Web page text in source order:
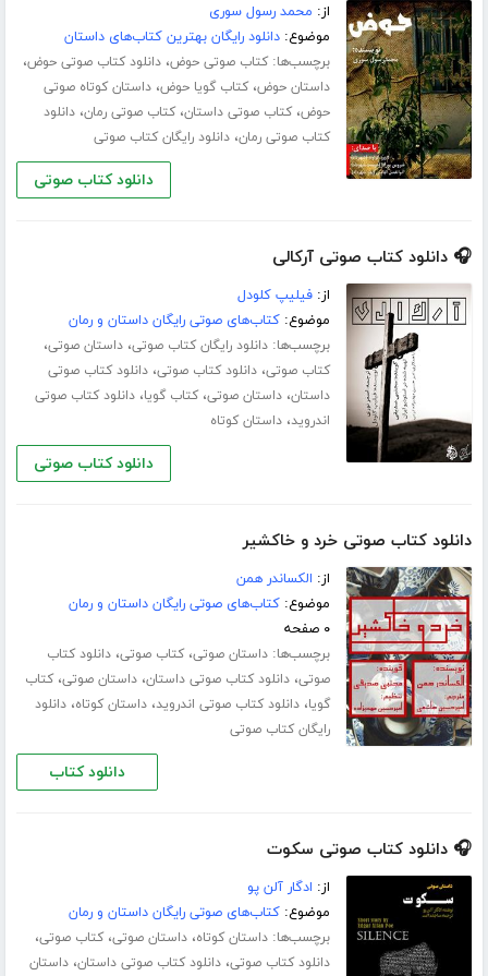
از: محمد رسول سوری
موضوع:دانلود رایگان بهترین کتاب‌های داستان
برچسب‌ها:کتاب صوتی حوض،دانلود کتاب صوتی حوض،
داستان حوض،کتاب گویا حوض،داستان کوتاه صوتی
حوض،کتاب صوتی داستان،کتاب صوتی رمان،دانلود
کتاب صوتی رمان،دانلود رایگان کتاب صوتی
دانلود کتاب صوتی
🎧 دانلود کتاب صوتی آرکالی
از:فیلیپ کلودل
موضوع:کتاب‌های صوتی رایگان داستان و رمان
برچسب‌ها:دانلود رایگان کتاب صوتی،داستان صوتی،
کتاب صوتی،دانلود کتاب صوتی،دانلود کتاب صوتی
داستان،داستان صوتی،کتاب گویا،دانلود کتاب صوتی
اندروید،داستان کوتاه
دانلود کتاب صوتی
دانلود کتاب صوتی خرد و خاکشیر
از: الکساندر همن
موضوع:کتاب‌های صوتی رایگان داستان و رمان
۰ صفحه
برچسب‌ها:داستان صوتی،کتاب صوتی،دانلود کتاب
صوتی،دانلود کتاب صوتی داستان،داستان صوتی،کتاب
گویا،دانلود کتاب صوتی اندروید،داستان کوتاه،دانلود
رایگان کتاب صوتی
دانلود کتاب
🎧 دانلود کتاب صوتی سکوت
از: ادگار آلن پو
موضوع:کتاب‌های صوتی رایگان داستان و رمان
برچسب‌ها:داستان کوتاه،داستان صوتی،کتاب صوتی،
دانلود کتاب صوتی،دانلود کتاب صوتی داستان،داستان